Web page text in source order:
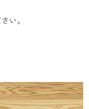
い。